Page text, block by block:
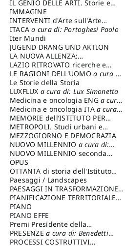
IL GENIO DELLE ARTI. Storie e
interpretazione
IMMAGINE
INTERVENTI d'Arte sull'Arte
dedicata alla cultura della
conservazione d’arte
Fondazione Paola Droghetti onlus
ITACAa cura di: Portoghesi Paolo
Iter Mundi
JUGEND DRANG UND AKTION
LA NUOVA ALLENZA:
ARCHITETTURA & AMBIENTE
LAZIO RITROVATO ricerche e
restauri
LE RAGIONI DELL'UOMOa cura di:
Lombardi Satriani Luigi
Le Storie della Storia
LUXFLUX a cura di: Lux Simonetta
Medicina e oncologia ENG a cura
di: Lopez Massimo
Medicina e oncologia ITA a cura
di: Lopez Massimo
MEMORIE dell’ISTITUTO PER
STORIA DEL RISORGIMENTO
METROPOLI. Studi urbani e
regionali
MEZZOGIORNO E DEMOCRAZIA
NUOVO MILLENNIO a cura di:
Capaldo Pellegrino
NUOVO MILLENNIO seconda
serie
Francesco
OPUS
OTTANTA di storia dell'Istituto
storia dell’Istitutoa cura di:
Cavalieri Patrizia
Paesaggi / Landscapes
PAESAGGI IN TRASFORMAZIONEa
cura di: Corti Enrico A.
PIANIFICAZIONE TERRITORIALE
URBANISTICA ED AMBIENTALE
cura di: Costa Enrico
PIANO
PIANO EFFE
Premi Presidente della
Repubblica
PRESENZEa cura di: Benedetti
Sandro
PROCESSI COSTRUTTIVI